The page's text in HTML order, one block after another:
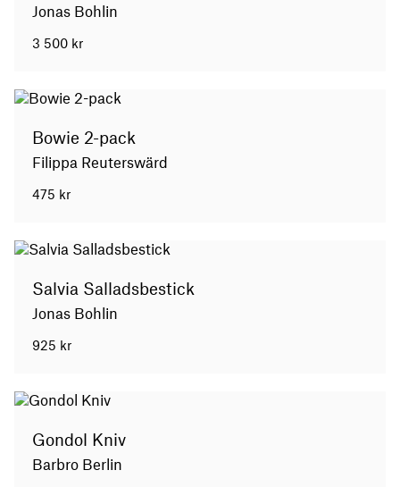
Jonas Bohlin
3 500 kr
Bowie 2-pack
Filippa Reuterswärd
475 kr
Salvia Salladsbestick
Jonas Bohlin
925 kr
Gondol Kniv
Barbro Berlin